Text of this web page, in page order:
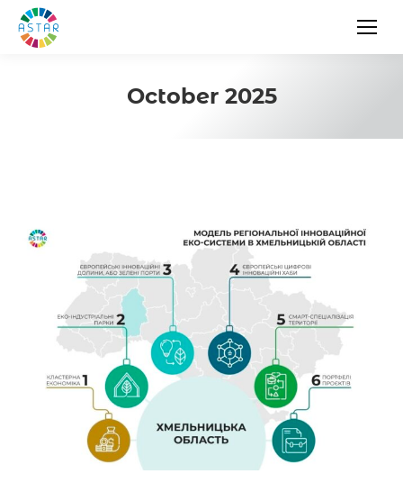
October 2025